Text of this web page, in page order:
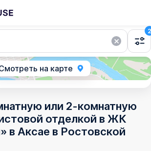
2
на карте
или 2-комнатную
отделкой в ЖК
в Аксае в Ростовской